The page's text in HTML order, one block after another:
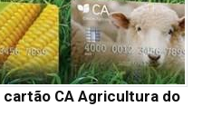
cartão CA Agricultura do